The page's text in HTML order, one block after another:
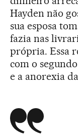
Hayden não
sua esposa
fazia nas
própria. Essa
com o
e a anorexia